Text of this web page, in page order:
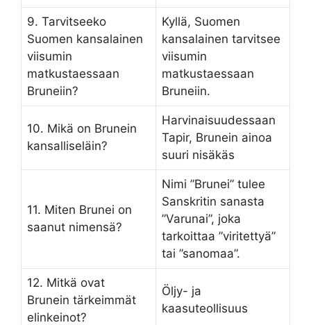
9. Tarvitseeko
Suomen kansalainen
viisumin
matkustaessaan
Bruneiin?
Kyllä, Suomen
kansalainen tarvitsee
viisumin
matkustaessaan
Bruneiin.
10. Mikä on Brunein
kansalliseläin?
Harvinaisuudessaan
Tapir, Brunein ainoa
suuri nisäkäs
11. Miten Brunei on
saanut nimensä?
Nimi ”Brunei” tulee
Sanskritin sanasta
”Varunai”, joka
tarkoittaa ”viritettyä”
tai ”sanomaa”.
12. Mitkä ovat
Brunein tärkeimmät
elinkeinot?
Öljy- ja
kaasuteollisuus